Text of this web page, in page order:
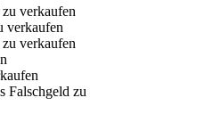
verkaufen
verkaufen
verkaufen
Falschgeld zu